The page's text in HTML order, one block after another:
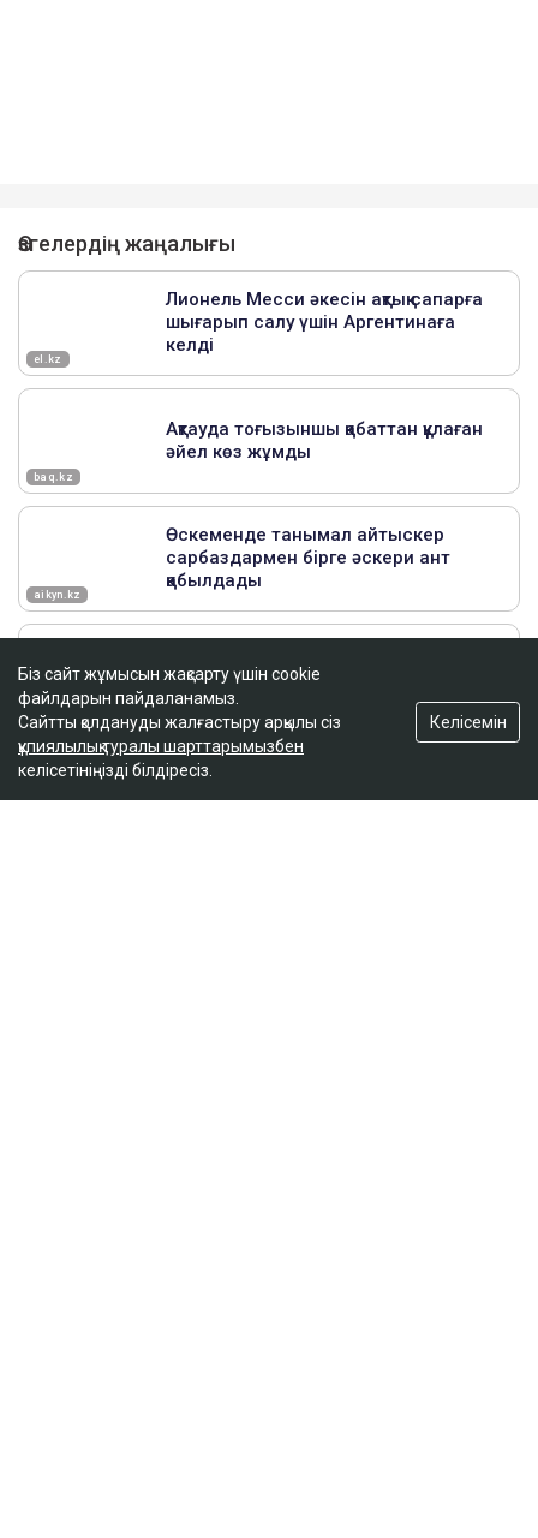
Біз сайт жұмысын жақсарту үшін cookie
файлдарын пайдаланамыз.
Сайтты қолдануды жалғастыру арқылы сіз
құпиялылық туралы шарттарымызбен
келісетініңізді білдіресіз.
Келісемін